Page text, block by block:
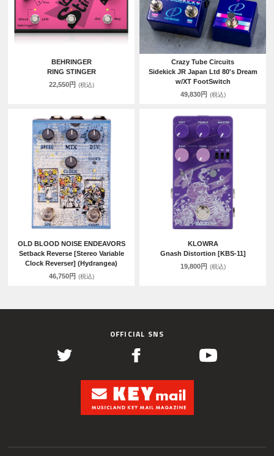
BEHRINGER
RING STINGER
22,550円 (税込)
Crazy Tube Circuits
Sidekick JR Japan Ltd 80's Dream
w/XT FootSwitch
49,830円 (税込)
OLD BLOOD NOISE ENDEAVORS
Setback Reverse [Stereo Variable
Clock Reverser] (Hydrangea)
46,750円 (税込)
KLOWRA
Gnash Distortion [KBS-11]
19,800円 (税込)
OFFICIAL SNS